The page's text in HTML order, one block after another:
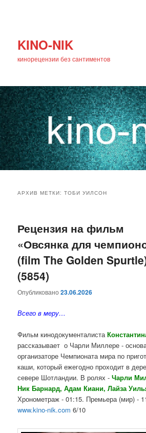
KINO-NIK
кинорецензии без сантиментов
основному
содержимому
дополнительному
содержимому
АРХИВ МЕТКИ:ТОБИ УИЛСОН
Рецензия на фильм
«Овсянка для
(film The Golden
(5854)
Опубликовано23.06.2026
Всего в меру…
Фильм кинодокументалиста
рассказывает о Чарли Миллере -
организаторе Чемпионата мира по
каши, который ежегодно проходит в
севере Шотландии. В ролях -Чарли
Ник Барнард, Адам Киани, Лайза
Хронометраж - 01:15. Премьера (мир) -
www.kino-nik.com 6/10